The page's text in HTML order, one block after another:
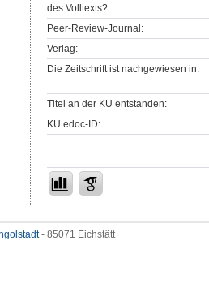
des Volltexts?:
Peer-Review-Journal:
Verlag:
Die Zeitschrift ist nachgewiesen in:
Titel an der KU entstanden:
KU.edoc-ID:
- 85071 Eichstätt